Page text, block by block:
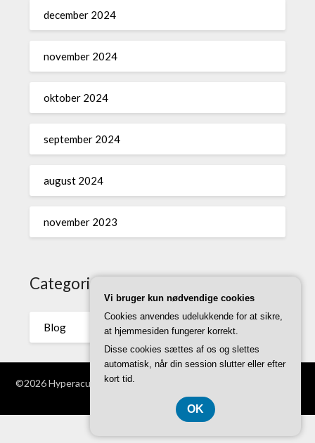
december 2024
november 2024
oktober 2024
september 2024
august 2024
november 2023
Categories
Blog
©2026 Hyperacusi.dk| WordPress Theme by
CVR DK-3740 7739
Vi bruger kun nødvendige cookies
Cookies anvendes udelukkende for at sikre,
at hjemmesiden fungerer korrekt.
Disse cookies sættes af os og slettes
automatisk, når din session slutter eller efter
kort tid.
OK